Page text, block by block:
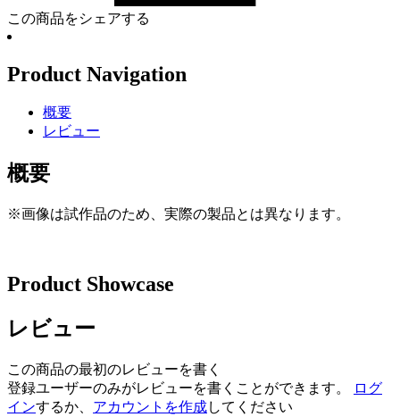
この商品をシェアする
Product Navigation
概要
レビュー
概要
※画像は試作品のため、実際の製品とは異なります。
Product Showcase
レビュー
この商品の最初のレビューを書く
登録ユーザーのみがレビューを書くことができます。
ログ
インするか、 アカウントを作成してください